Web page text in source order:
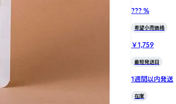
??? %
希望小売価格
￥1,759
最短発送日
1週間以内発送
在庫